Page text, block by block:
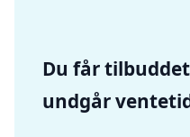
Du får
undgår